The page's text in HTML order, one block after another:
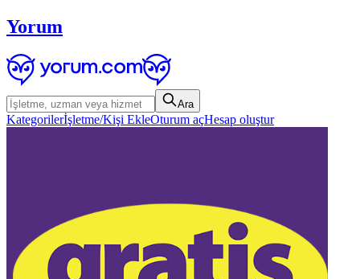
Yorum
Ara
Kategorilerİşletme/Kişi EkleOturum açHesap oluştur